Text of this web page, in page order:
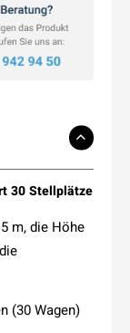
30 Stellplätze
m, die Höhe
(30 Wagen)